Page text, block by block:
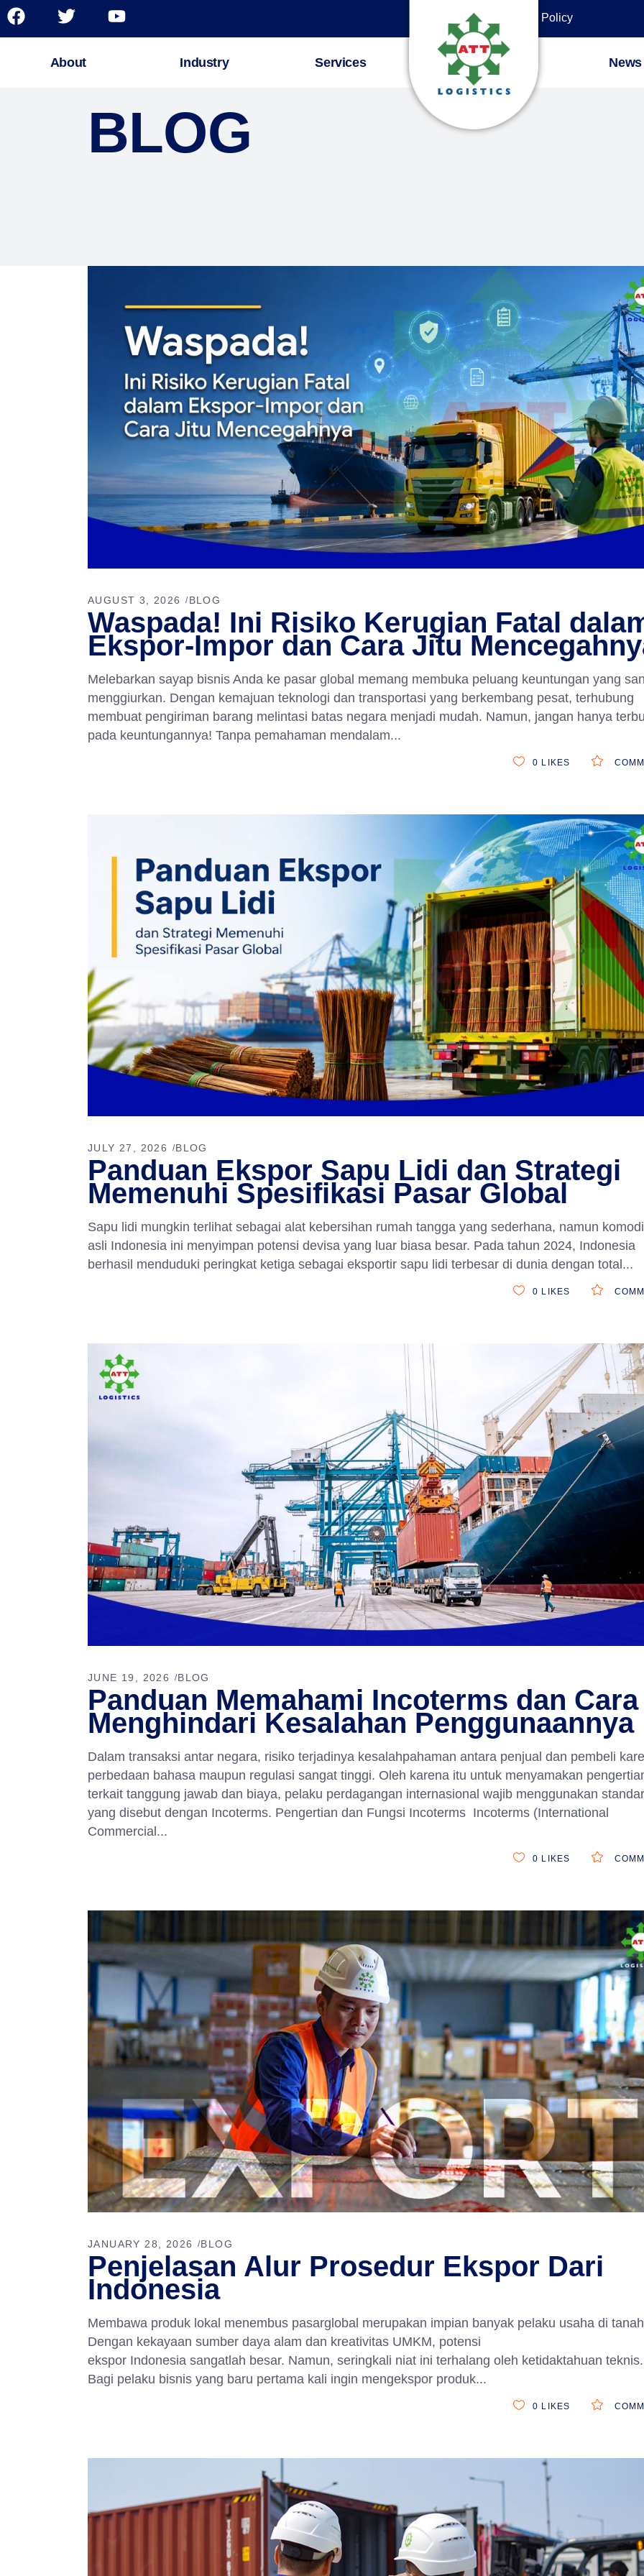
Privacy Policy
About Industry Services News
BLOG
AUGUST 3, 2026 BLOG
Waspada! Ini Risiko Kerugian Fatal
Ekspor-Impor dan Cara Jitu
Melebarkan sayap bisnis Anda ke pasar global memang membuka peluang keuntungan yang
menggiurkan. Dengan kemajuan teknologi dan transportasi yang berkembang pesat, terhubung
membuat pengiriman barang melintasi batas negara menjadi mudah. Namun, jangan hanya
pada keuntungannya! Tanpa pemahaman mendalam
0 LIKES
JULY 27, 2026 BLOG
Panduan Ekspor Sapu Lidi dan Strategi
Memenuhi Spesifikasi Pasar Global
Sapu lidi mungkin terlihat sebagai alat kebersihan rumah tangga yang sederhana, namun
asli Indonesia ini menyimpan potensi devisa yang luar biasa besar. Pada tahun 2024, Indonesia
berhasil menduduki peringkat ketiga sebagai eksportir sapu lidi terbesar di dunia dengan total
0 LIKES
JUNE 19, 2026 BLOG
Panduan Memahami Incoterms dan Cara
Menghindari Kesalahan Penggunaannya
Dalam transaksi antar negara, risiko terjadinya kesalahpahaman antara penjual dan pembeli
perbedaan bahasa maupun regulasi sangat tinggi. Oleh karena itu untuk menyamakan
terkait tanggung jawab dan biaya, pelaku perdagangan internasional wajib menggunakan standar
yang disebut dengan Incoterms. Pengertian dan Fungsi Incoterms Incoterms (International
Commercial
0 LIKES
JANUARY 28, 2026 BLOG
Penjelasan Alur Prosedur Ekspor Dari
Indonesia
Membawa produk lokal menembus pasarglobal merupakan impian banyak pelaku usaha di
Dengan kekayaan sumber daya alam dan kreativitas UMKM, potensi
ekspor Indonesia sangatlah besar. Namun, seringkali niat ini terhalang oleh ketidaktahuan teknis.
Bagi pelaku bisnis yang baru pertama kali ingin mengekspor produk
0 LIKES